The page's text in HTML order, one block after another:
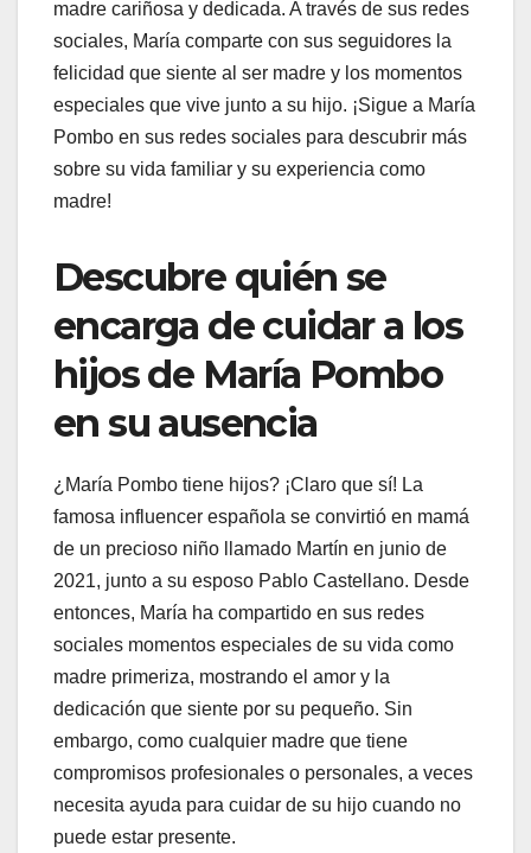
madre cariñosa y dedicada. A través de sus redes
sociales, María comparte con sus seguidores la
felicidad que siente al ser madre y los momentos
especiales que vive junto a su hijo. ¡Sigue a María
Pombo en sus redes sociales para descubrir más
sobre su vida familiar y su experiencia como
madre!
Descubre quién se
encarga de cuidar a los
hijos de María Pombo
en su ausencia
¿María Pombo tiene hijos? ¡Claro que sí! La
famosa influencer española se convirtió en mamá
de un precioso niño llamado Martín en junio de
2021, junto a su esposo Pablo Castellano. Desde
entonces, María ha compartido en sus redes
sociales momentos especiales de su vida como
madre primeriza, mostrando el amor y la
dedicación que siente por su pequeño. Sin
embargo, como cualquier madre que tiene
compromisos profesionales o personales, a veces
necesita ayuda para cuidar de su hijo cuando no
puede estar presente.